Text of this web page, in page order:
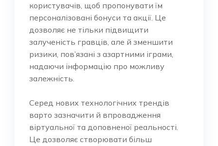
користувачів, щоб пропонувати їм
персоналізовані бонуси та акції. Це
дозволяє не тільки підвищити
залученість гравців, але й зменшити
ризики, пов’язані з азартними іграми,
надаючи інформацію про можливу
залежність.
Серед нових технологічних трендів
варто зазначити й впровадження
віртуальної та доповненої реальності.
Це дозволяє створювати більш